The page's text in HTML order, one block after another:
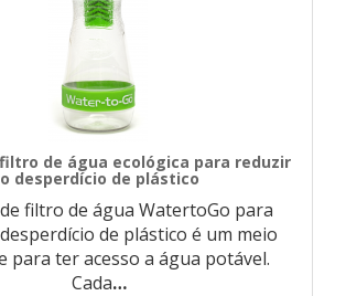
de água ecológica para reduzir
o desperdício de plástico
filtro de água WatertoGo para
de plástico é um meio
para ter acesso a água potável.
Cada…